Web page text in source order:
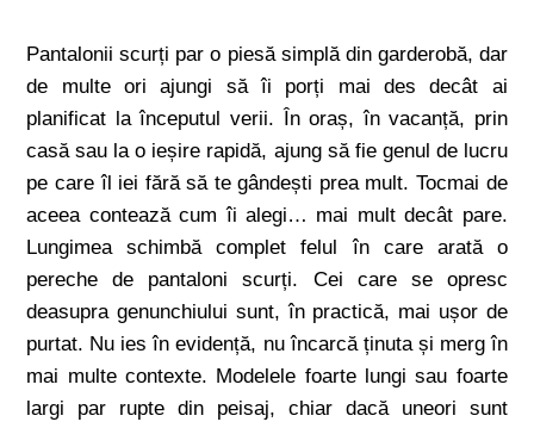
Pantalonii scurți par o piesă simplă din garderobă, dar
de multe ori ajungi să îi porți mai des decât ai
planificat la începutul verii. În oraș, în vacanță, prin
casă sau la o ieșire rapidă, ajung să fie genul de lucru
pe care îl iei fără să te gândești prea mult. Tocmai de
aceea contează cum îi alegi… mai mult decât pare.
Lungimea schimbă complet felul în care arată o
pereche de pantaloni scurți. Cei care se opresc
deasupra genunchiului sunt, în practică, mai ușor de
purtat. Nu ies în evidență, nu încarcă ținuta și merg în
mai multe contexte. Modelele foarte lungi sau foarte
largi par rupte din peisaj, chiar dacă uneori sunt